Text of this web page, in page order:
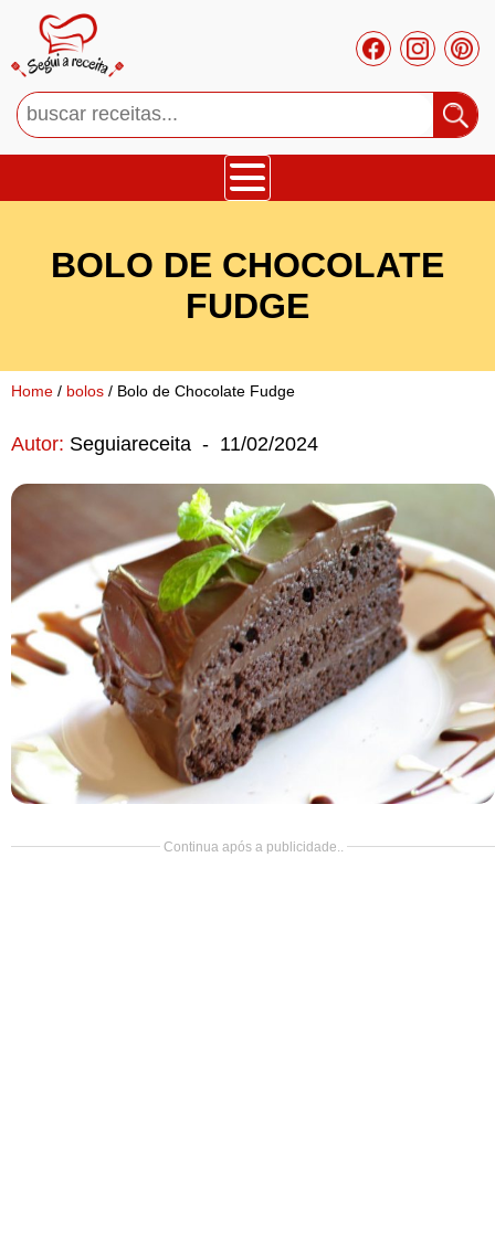
Cupcakes
Salgado
Doce
Pão
Salada
Almoço
Cocada
BOLO DE CHOCOLATE
FUDGE
Home / bolos / Bolo de Chocolate Fudge
Autor: Seguiareceita - 11/02/2024
Continua após a publicidade..